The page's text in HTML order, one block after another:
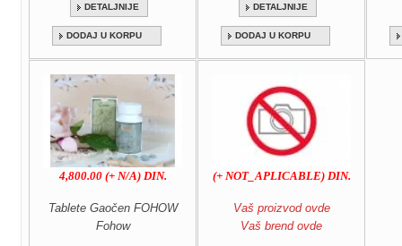
DETALJNIJE
DODAJ U KORPU
DETALJNIJE
DODAJ U KORPU
4,800.00 (+ N/A) DIN.
Tablete Gaočen FOHOW
Fohow
(+ NOT_APLICABLE) DIN.
Vaš proizvod ovde
Vaš brend ovde